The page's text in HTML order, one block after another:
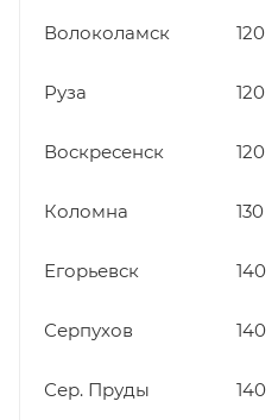
Волоколамск 120
Руза 120
Воскресенск 120
Коломна 130
Егорьевск 140
Серпухов 140
Сер. Пруды 140